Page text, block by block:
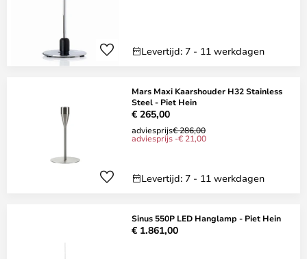
Levertijd: 7 - 11 werkdagen
Mars Maxi Kaarshouder H32 Stainless
Steel - Piet Hein
€ 265,00
adviesprijs€ 286,00
adviesprijs -€ 21,00
Levertijd: 7 - 11 werkdagen
Sinus 550P LED Hanglamp - Piet Hein
€ 1.861,00